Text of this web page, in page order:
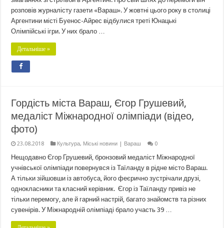
розповів журналісту газети «Вараш». У жовтні цього року в столиці
Аргентини місті Буенос-Айрес відбулися треті Юнацькі
Олімпійські ігри. У них брало …
Детальніше »
Гордість міста Вараш, Єгор Грушевий,
медаліст Міжнародної олімпіади (відео,
фото)
23.08.2018 Культура, Міські новини | Вараш 0
Нещодавно Єгор Грушевий, бронзовий медаліст Міжнародної
учнівської олімпіади повернувся із Таїланду в рідне місто Вараш.
А тільки зійшовши із автобуса, його феєрично зустрічали друзі,
однокласники та класний керівник. Єгор із Таїланду привіз не
тільки перемогу, але й гарний настрій, багато знайомств та різних
сувенірів. У Міжнародній олімпіаді брало участь 39 …